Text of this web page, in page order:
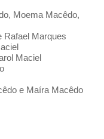
Moema Macêdo,
Rafael Marques
Maciel
e Maíra Macêdo